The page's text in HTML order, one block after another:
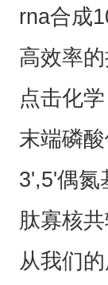
rna合成
高效率
点击化学
末端磷
3',5'偶氮
肽寡核
从我们